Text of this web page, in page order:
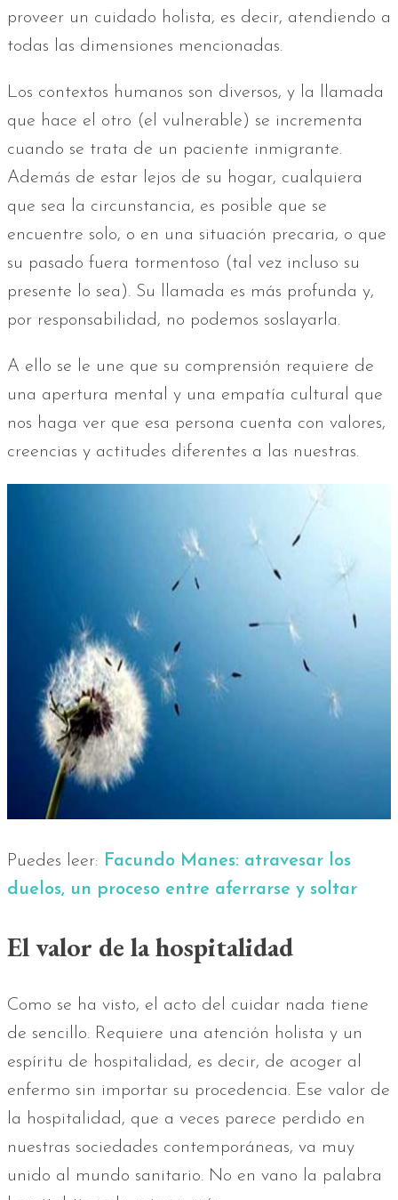
proveer un cuidado holista, es decir, atendiendo a
todas las dimensiones mencionadas.
Los contextos humanos son diversos, y la llamada
que hace el otro (el vulnerable) se incrementa
cuando se trata de un paciente inmigrante.
Además de estar lejos de su hogar, cualquiera
que sea la circunstancia, es posible que se
encuentre solo, o en una situación precaria, o que
su pasado fuera tormentoso (tal vez incluso su
presente lo sea). Su llamada es más profunda y,
por responsabilidad, no podemos soslayarla.
A ello se le une que su comprensión requiere de
una apertura mental y una empatía cultural que
nos haga ver que esa persona cuenta con valores,
creencias y actitudes diferentes a las nuestras.
Puedes leer: Facundo Manes: atravesar los
duelos, un proceso entre aferrarse y soltar
El valor de la hospitalidad
Como se ha visto, el acto del cuidar nada tiene
de sencillo. Requiere una atención holista y un
espíritu de hospitalidad, es decir, de acoger al
enfermo sin importar su procedencia. Ese valor de
la hospitalidad, que a veces parece perdido en
nuestras sociedades contemporáneas, va muy
unido al mundo sanitario. No en vano la palabra